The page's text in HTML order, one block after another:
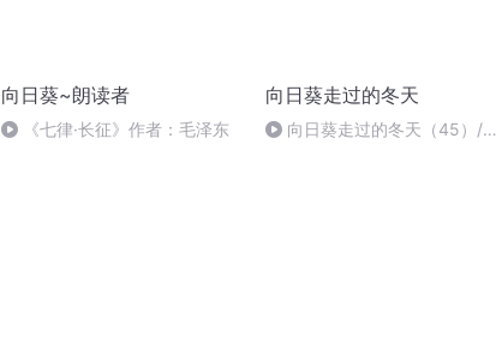
向日葵~朗读者
《七律·长征》作者：毛泽东
向日葵走过的冬天
向日葵走过的冬天（45）/我